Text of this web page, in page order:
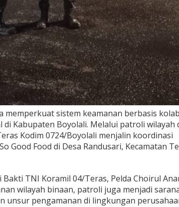
memperkuat sistem keamanan berbasis
Kabupaten Boyolali. Melalui patroli wilayah
Kodim 0724/Boyolali menjalin koordinasi
Good Food di Desa Randusari, Kecamatan
TNI Koramil 04/Teras, Pelda Choirul
wilayah binaan, patroli juga menjadi
unsur pengamanan di lingkungan